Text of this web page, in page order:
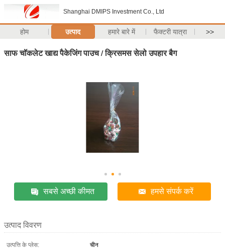
Shanghai DMIPS Investment Co., Ltd
होम उत्पाद हमारे बारे में फैक्टरी यात्रा >>
साफ चॉकलेट खाद्य पैकेजिंग पाउच / क्रिसमस सेलो उपहार बैग
सबसे अच्छी कीमत हमसे संपर्क करें
उत्पाद विवरण
उत्पत्ति के प्लेस:
चीन